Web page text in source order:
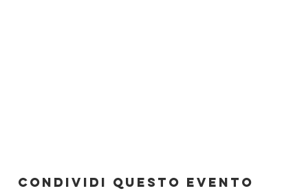
Condividi questo evento